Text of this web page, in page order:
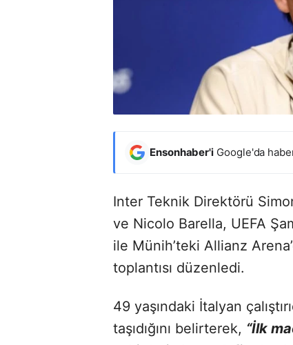
Ensonhaber'i Google'da
Inter Teknik Direktörü
ve Nicolo Barella, UEFA
ile Münih’teki Allianz
toplantısı düzenledi.
49 yaşındaki İtalyan
taşıdığını belirterek, “İlk